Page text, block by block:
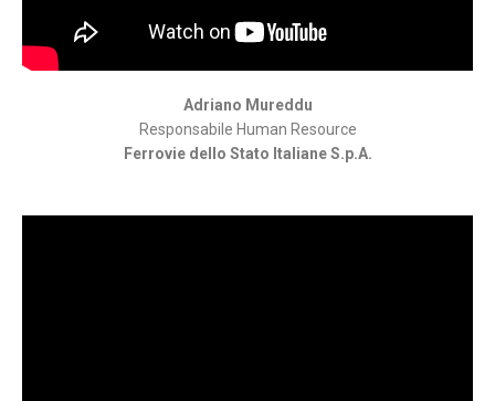
Adriano Mureddu
Responsabile Human Resource
Ferrovie dello Stato Italiane S.p.A.